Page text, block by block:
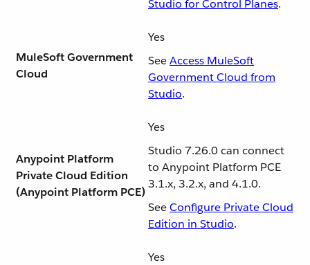
Studio for Control Planes.
MuleSoft Government
Cloud
Yes
SeeAccess MuleSoft
Government Cloud from
Studio.
Anypoint Platform
Private Cloud Edition
(Anypoint Platform PCE)
Yes
Studio 7.26.0 can connect
to Anypoint Platform PCE
3.1.x, 3.2.x, and 4.1.0.
SeeConfigure Private Cloud
Edition in Studio.
Yes